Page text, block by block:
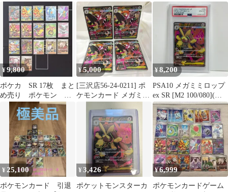
ット
ケモン ポケモンカード
ゲーム
¥9,800
ポケカ SR 17枚 まと
め売り ポケモン サ
ポート バラ売り不可
¥5,000
[三沢店56-24-0211] ポ
ケモンカード メガミミ
¥8,200
PSA10 メガミミロップ
ex SR [M2 100/080](拡
張パック「インフェル
ノX」)
¥ 25,100
ポケモンカード 引退
¥3,426
ポケットモンスターカ
¥6,999
ポケモンカードゲーム